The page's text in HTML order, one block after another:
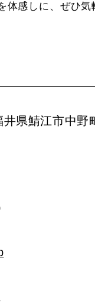
体感しに、ぜひ気
県鯖江市中野